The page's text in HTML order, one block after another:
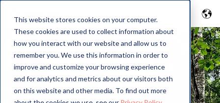
This website stores cookies on your computer.
These cookies are used to collect information about
how you interact with our website and allow us to
remember you. We use this information in order to
improve and customize your browsing experience
and for analytics and metrics about our visitors both
on this website and other media. To find out more